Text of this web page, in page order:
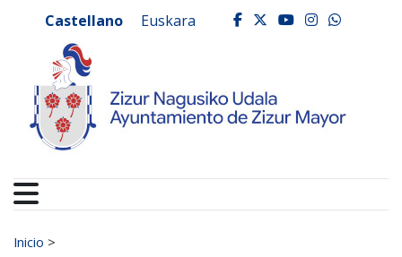
Ayuntamiento de
Castellano Euskara facebook
twitter
youtube
Buscar:
Inicio >